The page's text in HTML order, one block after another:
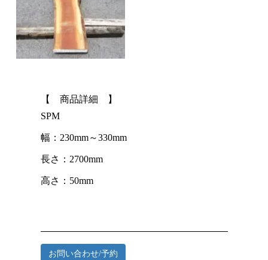
【 商品詳細 】
SPM
幅：230mm～330mm
長さ：2700mm
高さ：50mm
お問い合わせ/予約